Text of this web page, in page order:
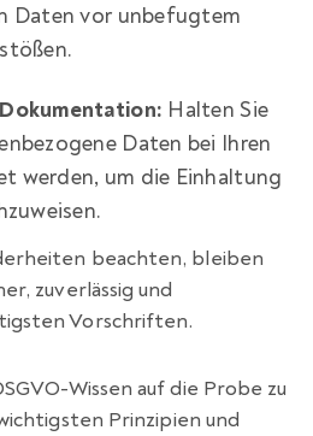
Daten vor unbefugtem
Halten Sie
Daten bei Ihren
werden, um die Einhaltung
beachten, bleiben
zuverlässig und
Vorschriften.
Wissen auf die Probe zu
Prinzipien und